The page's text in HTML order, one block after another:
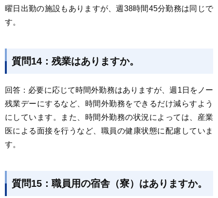
曜日出勤の施設もありますが、週38時間45分勤務は同じで
す。
質問14：残業はありますか。
回答：必要に応じて時間外勤務はありますが、週1日をノー
残業デーにするなど、時間外勤務をできるだけ減らすよう
にしています。また、時間外勤務の状況によっては、産業
医による面接を行うなど、職員の健康状態に配慮していま
す。
質問15：職員用の宿舎（寮）はありますか。